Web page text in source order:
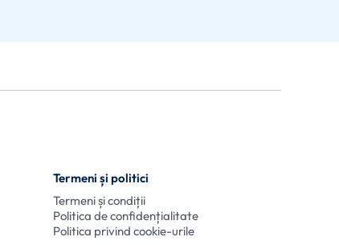
Termeni și politici
Termeni și condiții
Politica de confidențialitate
Politica privind cookie-urile